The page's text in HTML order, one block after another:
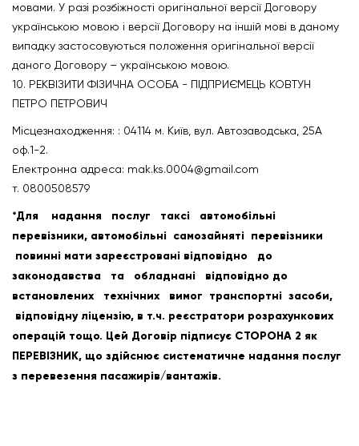
мовами. У разі розбіжності оригінальної версії Договору
українською мовою і версії Договору на іншій мові в даному
випадку застосовуються положення оригінальної версії
даного Договору – українською мовою.
10. РЕКВІЗИТИ ФІЗИЧНА ОСОБА - ПІДПРИЄМЕЦЬ КОВТУН
ПЕТРО ПЕТРОВИЧ
Місцезнаходження: : 04114 м. Київ, вул. Автозаводська, 25А
оф.1-2.
Електронна адреса: mak.ks.0004@gmail.com
т. 0800508579
*Для надання послуг таксі автомобільні
перевізники, автомобільні самозайняті перевізники
повинні мати зареєстровані відповідно до
законодавства та обладнані відповідно до
встановлених технічних вимог транспортні засоби,
відповідну ліцензію, в т.ч. реєстратори розрахункових
операцій тощо. Цей Договір підписує СТОРОНА 2 як
ПЕРЕВІЗНИК, що здійснює систематичне надання послуг
з перевезення пасажирів/вантажів.